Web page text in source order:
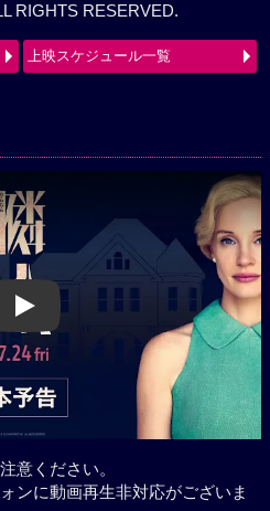
RIGHTS RESERVED.
上映スケジュール一覧
Play
意ください。
ンに動画再生非対応がございま